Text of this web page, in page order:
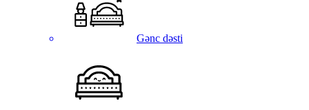
Gənc dəsti